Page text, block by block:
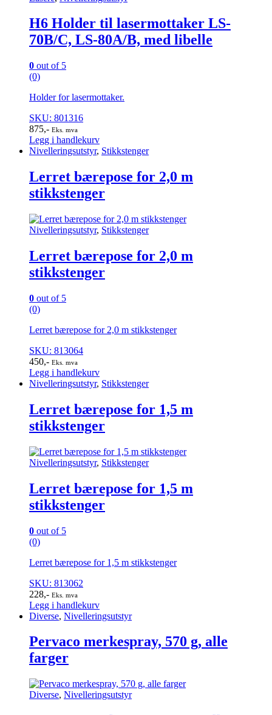
H6 Holder til lasermottaker LS-
70B/C, LS-80A/B, med libelle
0 out of 5
(0)
Holder for lasermottaker.
SKU: 801316
875,- Eks. mva
Legg i handlekurv
Nivelleringsutstyr, Stikkstenger
Lerret bærepose for 2,0 m
stikkstenger
Nivelleringsutstyr, Stikkstenger
Lerret bærepose for 2,0 m
stikkstenger
0 out of 5
(0)
Lerret bærepose for 2,0 m stikkstenger
SKU: 813064
450,- Eks. mva
Legg i handlekurv
Nivelleringsutstyr, Stikkstenger
Lerret bærepose for 1,5 m
stikkstenger
Nivelleringsutstyr, Stikkstenger
Lerret bærepose for 1,5 m
stikkstenger
0 out of 5
(0)
Lerret bærepose for 1,5 m stikkstenger
SKU: 813062
228,- Eks. mva
Legg i handlekurv
Diverse, Nivelleringsutstyr
Pervaco merkespray, 570 g, alle
farger
Diverse, Nivelleringsutstyr